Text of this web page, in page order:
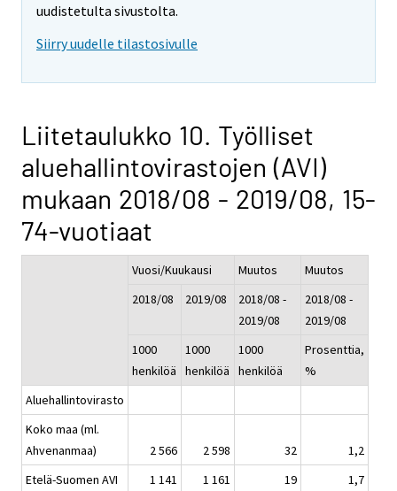
uudistetulta sivustolta.
Siirry uudelle tilastosivulle
Liitetaulukko 10. Työlliset
aluehallintovirastojen (AVI)
mukaan 2018/08 - 2019/08, 15-
74-vuotiaat
Vuosi/Kuukausi Muutos
Muutos
2018/08
2019/08
2018/08 -
2019/08
2018/08 -
2019/08
1000
henkilöä
1000
henkilöä
1000
henkilöä
Prosenttia,
%
Aluehallintovirasto
Koko maa (ml.
Ahvenanmaa)
2 566 2 598 32
1,2
Etelä-Suomen AVI
1 141 1 161 19
1,7